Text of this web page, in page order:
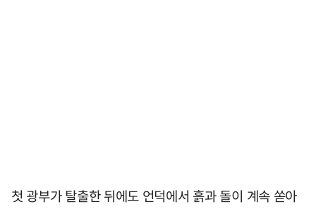
첫 광부가 탈출한 뒤에도 언덕에서 흙과 돌이 계속 쏟아